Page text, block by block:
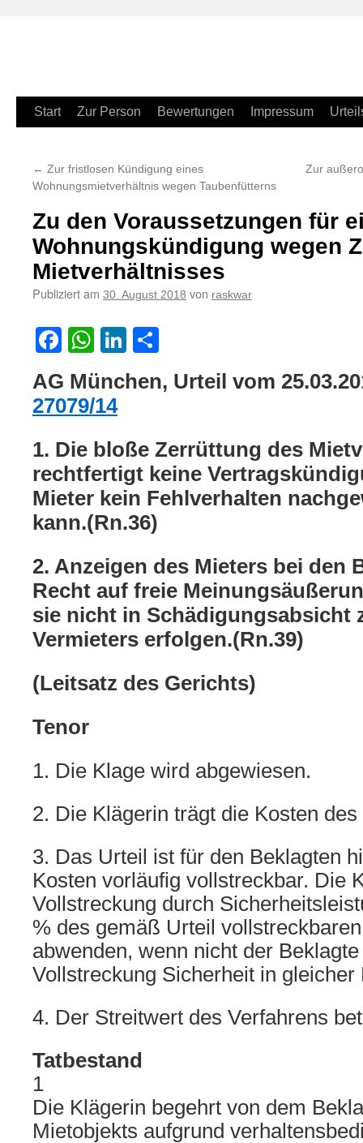
Zum
springen
Start Zur Person Bewertungen Impressum
← Zur fristlosen Kündigung eines
Wohnungsmietverhältnis wegen Taubenfütterns
Zur
Zu den Voraussetzungen für
Wohnungskündigung wegen
Mietverhältnisses
Publiziert am 30. August 2018 von raskwar
Facebook
WhatsApp
LinkedIn
AG München, Urteil vom
27079/14
1. Die bloße Zerrüttung des
rechtfertigt keine
Mieter kein Fehlverhalten
kann.(Rn.36)
2. Anzeigen des Mieters bei den
Recht auf freie
sie nicht in Schädigungsabsicht
Vermieters erfolgen.(Rn.39)
(Leitsatz des Gerichts)
Tenor
1. Die Klage wird abgewiesen.
2. Die Klägerin trägt die Kosten
3. Das Urteil ist für den Beklagten
Kosten vorläufig vollstreckbar. Die
Vollstreckung durch
% des gemäß Urteil
abwenden, wenn nicht der
Vollstreckung Sicherheit in gleicher
4. Der Streitwert des Verfahrens
Tatbestand
1
Die Klägerin begehrt von dem
Mietobjekts aufgrund